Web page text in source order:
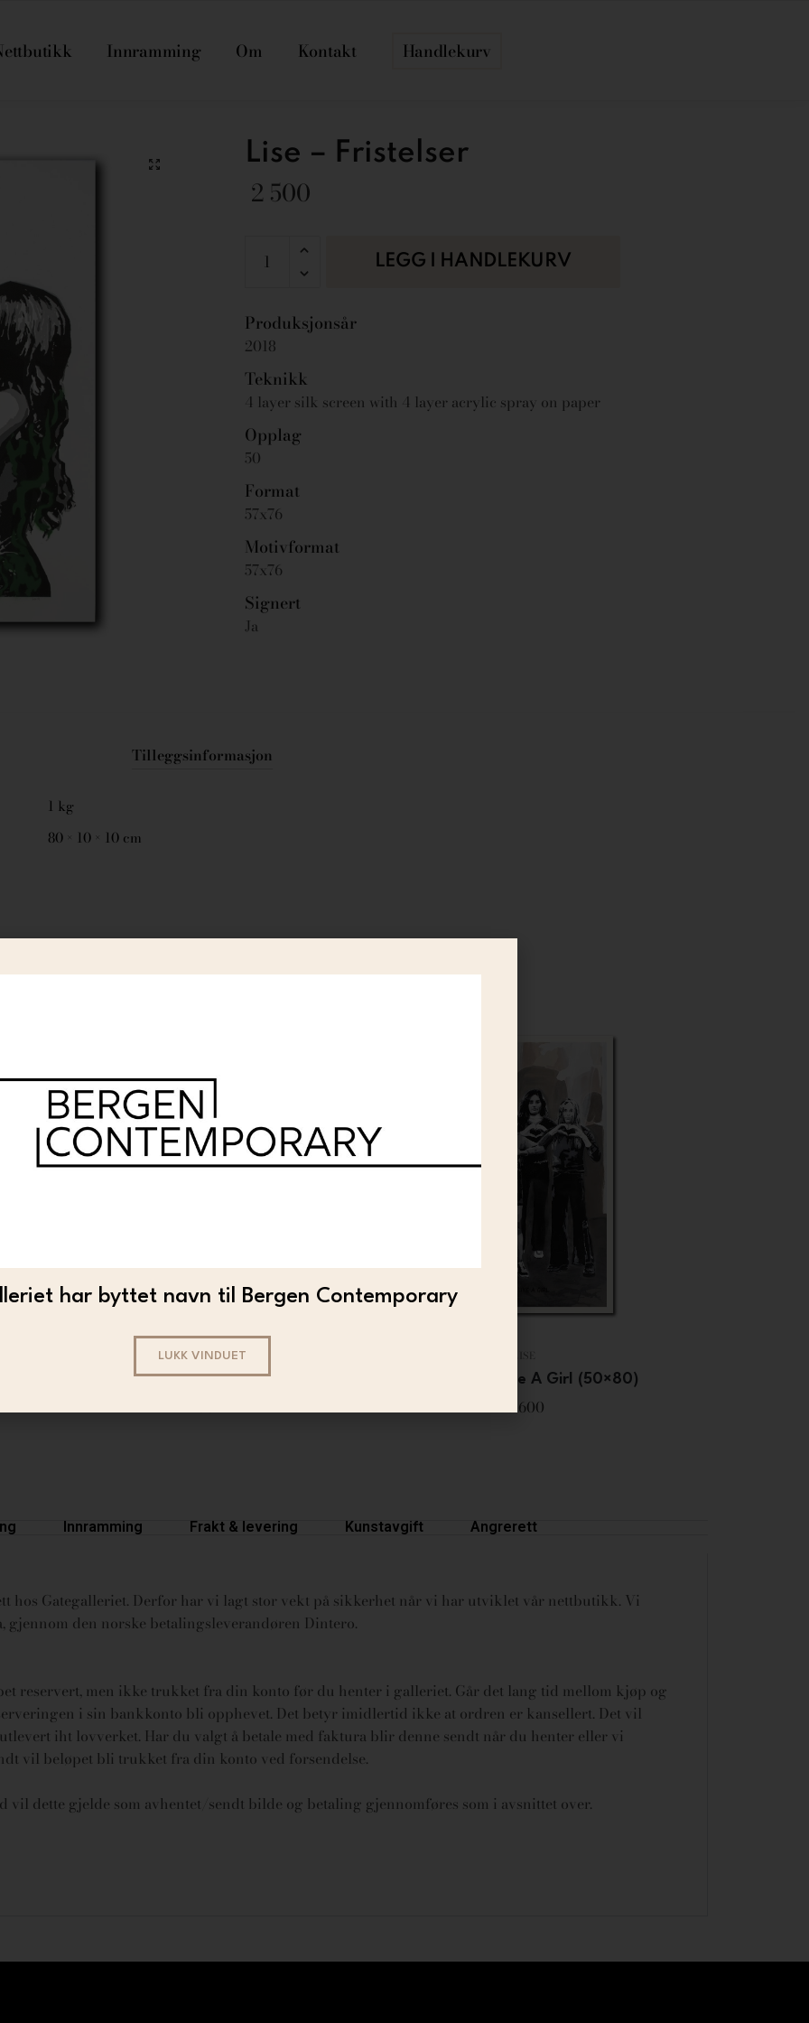
Innramming Om Kontakt Handlekurv
Lise – Fristelser
2 500
LEGG I HANDLEKURV
Produksjonsår
2018
Teknikk
4 layer silk screen with 4 layer acrylic spray on paper
Opplag
50
Format
57x76
Motivformat
57x76
Signert
Ja
Tilleggsinformasjon
1 kg
80 × 10 × 10 cm
LISE
Lise – Fight Like A Girl (40×63)
2 400
LISE
Lise – Fight Like A Girl (50×80)
3 600
Innramming Frakt & levering Kunstavgift Angrerett
hos Gategalleriet. Derfor har vi lagt stor vekt på sikkerhet når vi har utviklet vår nettbutikk. Vi
den norske betalingsleverandøren Dintero.
reservert, men ikke trukket fra din konto før du henter i galleriet. Går det lang tid mellom kjøp og
i sin bankkonto bli opphevet. Det betyr imidlertid ikke at ordren er kansellert. Det vil
iht lovverket. Har du valgt å betale med faktura blir denne sendt når du henter eller vi
vil beløpet bli trukket fra din konto ved forsendelse.
dette gjelde som avhentet/sendt bilde og betaling gjennomføres som i avsnittet over.
har byttet navn til Bergen Contemporary
LUKK VINDUET